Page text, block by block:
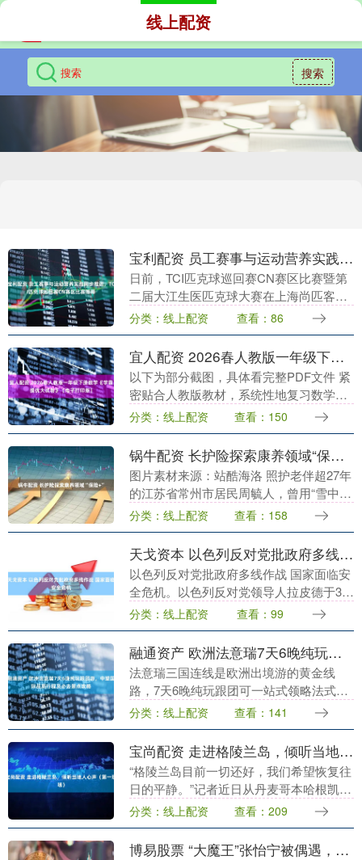
搜索
线上配资
宝利配资 员工赛事与运动营养实践同步推进，TCI匹克球巡回赛CN赛区比赛落幕
日前，TCI匹克球巡回赛CN赛区比赛暨第
二届大江生医匹克球大赛在上海尚匹客匹
克球中心举行。本次活动由TCI运动营养研
究中心发起，并作为SuperX专项计划的实
践....
分类：线上配资 查看：86
宜人配资 2026春人教版一年级下册数学《学霸提优大试卷》【电子打印版】
以下为部分截图，具体看完整PDF文件 紧
密贴合人教版教材，系统性地复习数学知
识点，帮助学生巩固课堂所学。 图文并
茂，用生动的插图和实例解释抽象的数学
概念，使学习....
分类：线上配资 查看：150
锅牛配资 长护险探索康养领域“保险+”
图片素材来源：站酷海洛 照护老伴超27年
的江苏省常州市居民周毓人，曾用“雪中送
炭”来对记者形容长期护理保险（以下简
称“长护险”）的作用。她的话也道出了长
护险对千....
分类：线上配资 查看：158
天戈资本 以色列反对党批政府多线作战 国家面临安全危机
以色列反对党批政府多线作战 国家面临安
全危机。以色列反对党领导人拉皮德于3月
26日指责政府在多个方向同时推进军事行
动导致兵力吃紧，正将国家推向“安全灾
难”。此前....
分类：线上配资 查看：99
融通资产 欧洲法意瑞7天6晚纯玩跟团游，中望国际品质行程及必去景点攻略
法意瑞三国连线是欧洲出境游的黄金线
路，7天6晚纯玩跟团可一站式领略法式浪
漫、意式古迹、瑞士仙境。中望国际旅行
社拥有正规出境旅游资质，专注打造纯玩
无购物、高品质、....
分类：线上配资 查看：141
宝尚配资 走进格陵兰岛，倾听当地人心声（第一现场）
“格陵兰岛目前一切还好，我们希望恢复往
日的平静。”记者近日从丹麦哥本哈根凯斯
楚普国际机场搭乘近5个小时的飞机前往世
界最大岛屿格陵兰岛，同机一名来自格陵
兰岛的乘客....
分类：线上配资 查看：209
博易股票 “大魔王”张怡宁被偶遇，带娃参加瑞士夏令营，皮肤白嫩很显年轻_徐威_显得_乒乓球